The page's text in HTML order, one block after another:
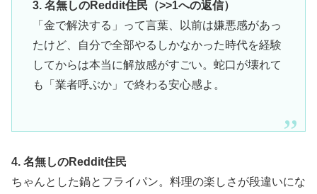
3. 名無しのReddit住民（>>1への返信）
「金で解決する」って言葉、以前は嫌悪感があっ
たけど、自分で全部やるしかなかった時代を経験
してからは本当に解放感がすごい。蛇口が壊れて
も「業者呼ぶか」で終わる安心感よ。
4. 名無しのReddit住民
ちゃんとした鍋とフライパン。料理の楽しさが段違いにな